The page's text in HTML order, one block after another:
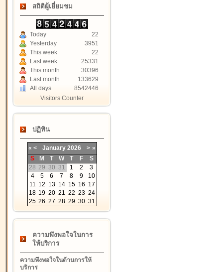
สถิติผู้เยี่ยมชม
Today
22
Yesterday
3951
This week
22
Last week
25331
This month
30396
Last month
133629
All days
8542446
Visitors Counter
ปฏิทิน
« < January 2026 > »
S
M T W T F
S
28 29 30 31 1 2
3
4
5 6 7 8 9
10
11 12 13 14 15 16 17
18 19 20 21 22 23 24
25 26 27 28 29 30 31
ความพึงพอใจในการ
ให้บริการ
ความพึงพอใจในด้านการให้
บริการ